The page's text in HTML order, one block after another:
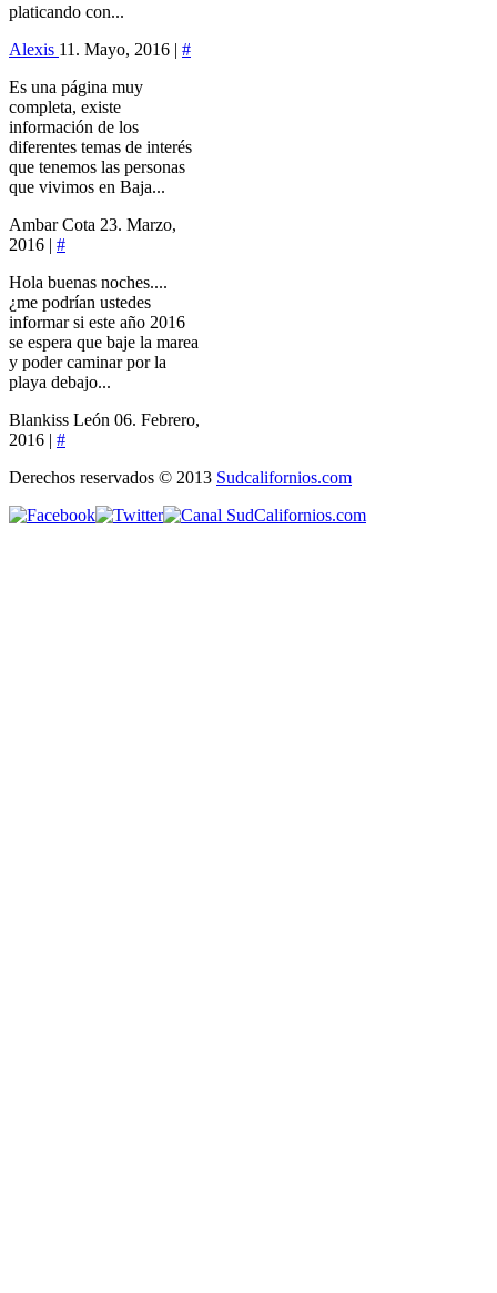
platicando con...
Alexis 11. Mayo, 2016 | #
Es una página muy
completa, existe
información de los
diferentes temas de interés
que tenemos las personas
que vivimos en Baja...
Ambar Cota 23. Marzo,
2016 | #
Hola buenas noches....
¿me podrían ustedes
informar si este año 2016
se espera que baje la marea
y poder caminar por la
playa debajo...
Blankiss León 06. Febrero,
2016 | #
Derechos reservados © 2013 Sudcalifornios.com